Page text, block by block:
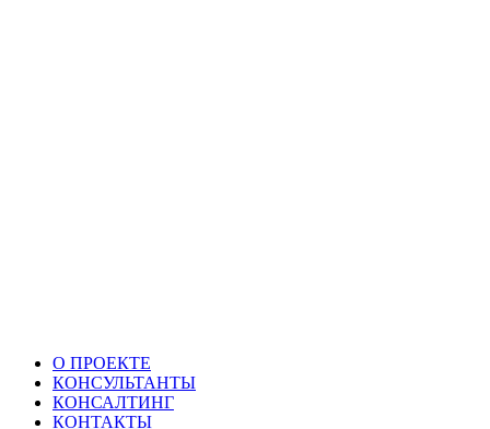
О ПРОЕКТЕ
КОНСУЛЬТАНТЫ
КОНСАЛТИНГ
КОНТАКТЫ